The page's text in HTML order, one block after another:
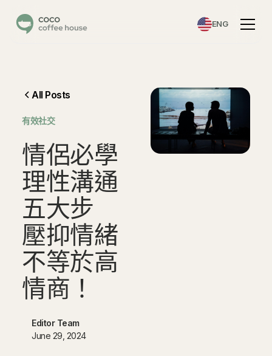
ENG
All Posts
有效社交
情侶必學
理性溝通
五大步
壓抑情緒
不等於高
情商 ！
Editor Team
June 29, 2024